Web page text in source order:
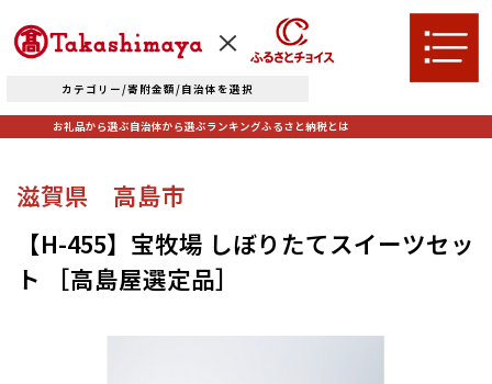
カテゴリー/寄附金額/自治体を選択
TOPへ
肉
エビ・カニ等
お礼品から選ぶ自治体から選ぶランキングふるさと納税とは
滋賀県 高島市
【H-455】宝牧場 しぼりたてスイーツセッ
ト ［高島屋選定品］